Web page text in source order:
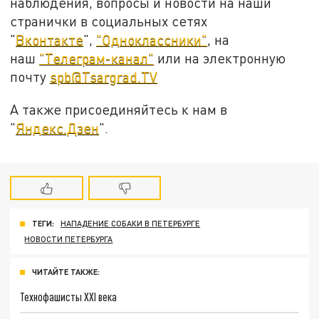
странички в социальных сетях
"Вконтакте", "Одноклассники", на
наш "Телеграм-канал" или на электронную
почту spb@Tsargrad.TV
А также присоединяйтесь к нам в
"Яндекс.Дзен".
ТЕГИ:
НАПАДЕНИЕ СОБАКИ В ПЕТЕРБУРГЕ
НОВОСТИ ПЕТЕРБУРГА
ЧИТАЙТЕ ТАКЖЕ:
Технофашисты XXI века